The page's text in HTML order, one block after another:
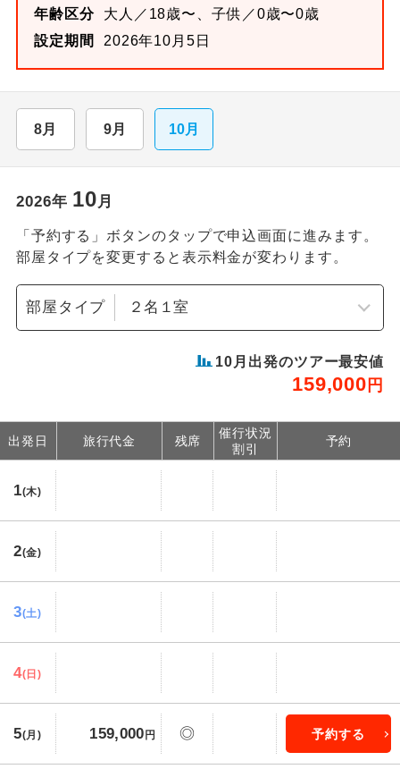
年齢区分
大人／18歳〜、子供／0歳〜0歳
設定期間
2026年10月5日
8月 9月 10月
2026年 10月
「予約する」ボタンのタップで申込画面に進みます。
部屋タイプを変更すると表示料金が変わります。
部屋タイプ
10 月出発のツアー最安値
159,000 円
出発日 旅行代金 残席
催行状況
割引
予約
1(木)
2(金)
3(土)
4(日)
5(月) 159,000 円 ◎ 予約する